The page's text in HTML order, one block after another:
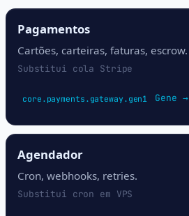
Pagamentos
Cartões, carteiras, faturas, escrow.
Substitui cola Stripe
core.payments.gateway.gen1 Gene →
Agendador
Cron, webhooks, retries.
Substitui cron em VPS